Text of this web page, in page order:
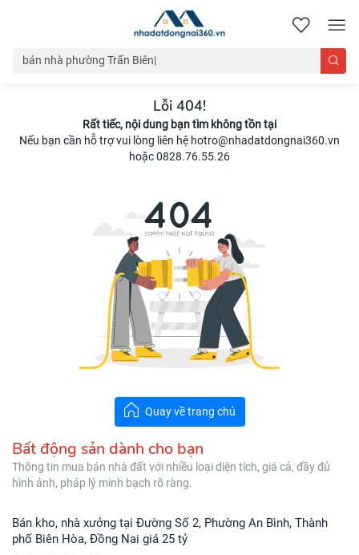
nhadatdongnai360.vn
Lỗi 404!
Rất tiếc, nội dung bạn tìm không tồn tại
Nếu bạn cần hỗ trợ vui lòng liên hệ hotro@nhadatdongnai360.vn
hoặc 0828.76.55.26
Quay về trang chủ
Bất động sản dành cho bạn
Thông tin mua bán nhà đất với nhiều loại diện tích, giá cả, đầy đủ
hình ảnh, pháp lý minh bạch rõ ràng.
Bán kho, nhà xưởng tại Đường Số 2, Phường An Bình, Thành
phố Biên Hòa, Đồng Nai giá 25 tỷ